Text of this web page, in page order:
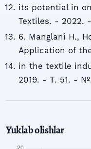
its potential in
Textiles. - 2022.
6. Manglani H.,
Application of
in the textile
2019. - Т. 51. -
Yuklab olishlar